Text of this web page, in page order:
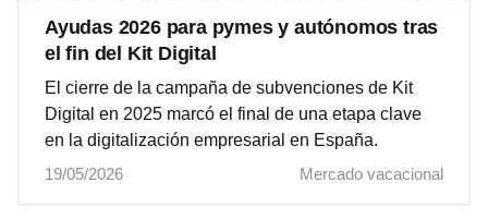
Ayudas 2026 para pymes y autónomos tras
el fin del Kit Digital
El cierre de la campaña de subvenciones de Kit
Digital en 2025 marcó el final de una etapa clave
en la digitalización empresarial en España.
19/05/2026
Mercado vacacional